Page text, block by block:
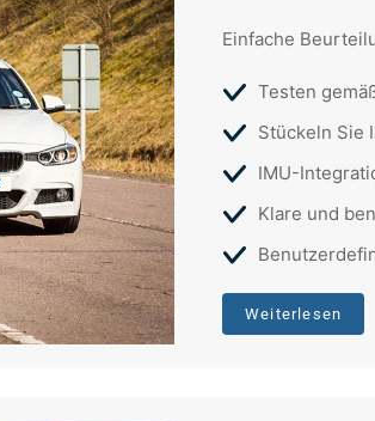
Einfache
Testen
Stückeln Sie
IMU-
Klare und
Weiterlesen